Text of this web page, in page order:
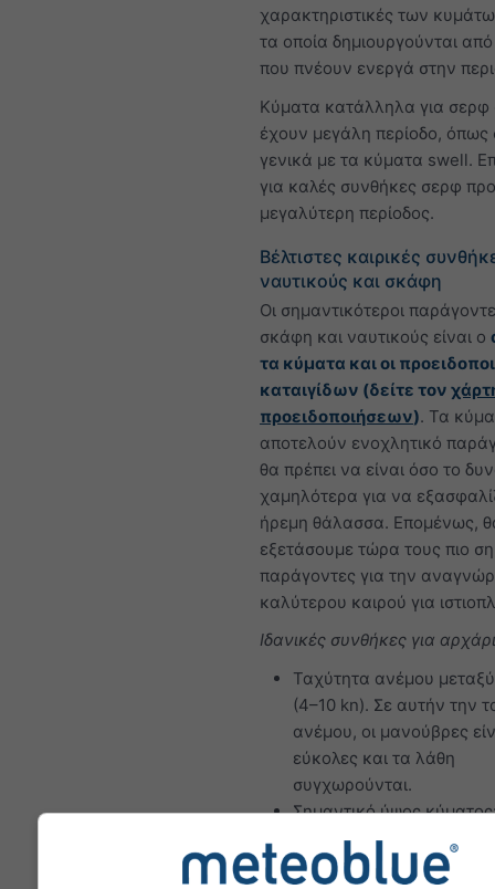
χαρακτηριστικές των
τα οποία δημιουργούνται
που πνέουν ενεργά στην
Κύματα κατάλληλα για
έχουν μεγάλη περίοδο, όπως
γενικά με τα κύματα swell.
για καλές συνθήκες σερφ
μεγαλύτερη περίοδος.
Βέλτιστες καιρικές
ναυτικούς και σκάφη
Οι σημαντικότεροι
σκάφη και ναυτικούς είναι ο
τα κύματα και οι
καταιγίδων (δείτε τον
προειδοποιήσεων). Τα
αποτελούν ενοχλητικό
θα πρέπει να είναι όσο το
χαμηλότερα για να
ήρεμη θάλασσα. Επομένως,
εξετάσουμε τώρα τους πιο
παράγοντες για την
καλύτερου καιρού για
Ιδανικές συνθήκες για
Ταχύτητα ανέμου
(4–10 kn). Σε αυτήν την
ανέμου, οι μανούβρες
εύκολες και τα λάθη
συγχωρούνται.
Σημαντικό ύψος
Ιδανικές συνθήκες